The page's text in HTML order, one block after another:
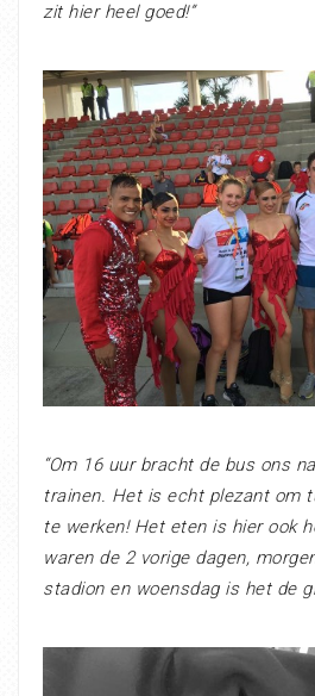
zit hier heel goed!”
“Om 16 uur bracht de bus ons
trainen. Het is echt plezant om
te werken! Het eten is hier ook
waren de 2 vorige dagen,
stadion en woensdag is het de